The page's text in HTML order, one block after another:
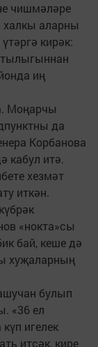
чишмәләре
аларны
кирәк:
иң
Моңарчы
да
Корбанова
кабул итә.
хезмәт
иткән.
«нокта»сы
бай, кеше дә
хуҗаларның
булып
«36 ел
игелек
итсәк, кире